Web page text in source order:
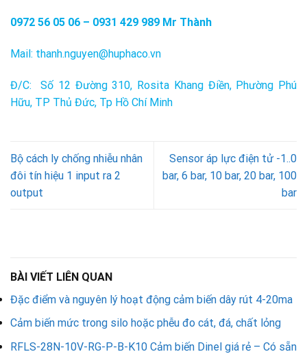
0972 56 05 06 – 0931 429 989 Mr Thành
Mail: thanh.nguyen@huphaco.vn
Đ/C: Số 12 Đường 310, Rosita Khang Điền, Phường Phú
Hữu, TP Thủ Đức, Tp Hồ Chí Minh
Bộ cách ly chống nhiễu nhân
đôi tín hiệu 1 input ra 2
output
Sensor áp lực điện tử -1..0
bar, 6 bar, 10 bar, 20 bar, 100
bar
BÀI VIẾT LIÊN QUAN
Đặc điểm và nguyên lý hoạt động cảm biến dây rút 4-20ma
Cảm biến mức trong silo hoặc phễu đo cát, đá, chất lỏng
RFLS-28N-10V-RG-P-B-K10 Cảm biến Dinel giá rẻ – Có sẵn